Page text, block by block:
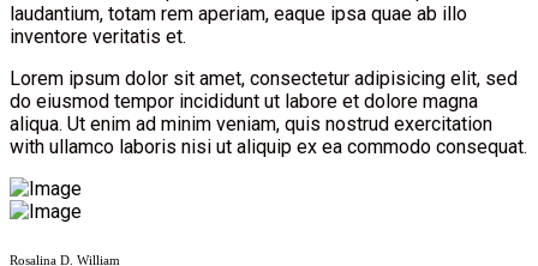
laudantium, totam rem aperiam, eaque ipsa quae ab illo
inventore veritatis et.
Lorem ipsum dolor sit amet, consectetur adipisicing elit, sed
do eiusmod tempor incididunt ut labore et dolore magna
aliqua. Ut enim ad minim veniam, quis nostrud exercitation
with ullamco laboris nisi ut aliquip ex ea commodo consequat.
Rosalina D. William